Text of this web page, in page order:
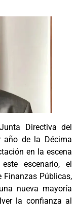
Directiva del
año de la Décima
en la escena
escenario, el
Públicas,
nueva mayoría
la confianza al